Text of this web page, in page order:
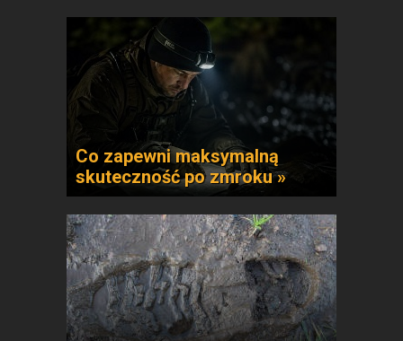
Co zapewni maksymalną
skuteczność po zmroku »